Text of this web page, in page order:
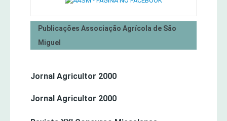
Publicações Associação Agrícola de São
Miguel
Jornal Agricultor 2000
Jornal Agricultor 2000